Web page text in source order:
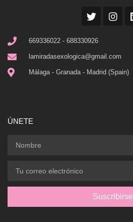
669336022 - 688330926
lamiradasexologica@gmail.com
Málaga - Granada - Madrid (Spain)
ÚNETE
Suscribirse